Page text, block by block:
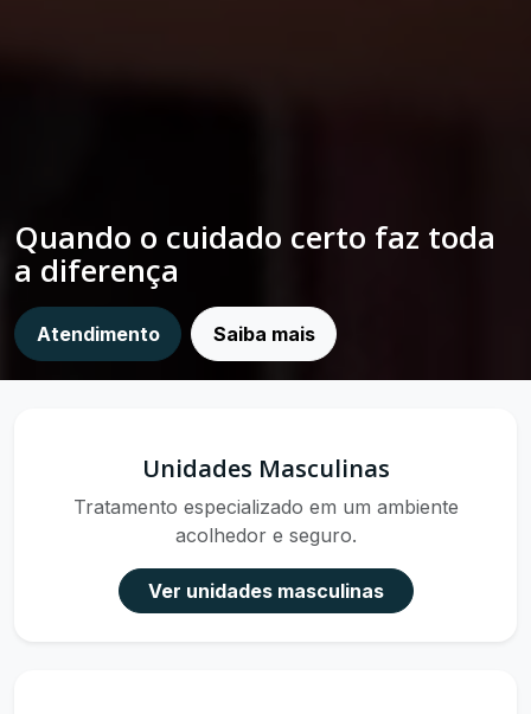
Quando o cuidado certo faz toda
a diferença
Atendimento Saiba mais
Unidades Masculinas
Tratamento especializado em um ambiente
acolhedor e seguro.
Ver unidades masculinas